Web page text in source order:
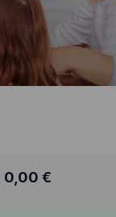
0,00 €